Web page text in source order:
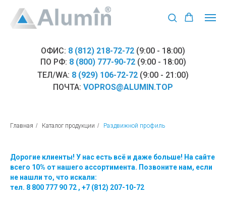
ОФИС: 8 (812) 218-72-72 (9:00 - 18:00)
ПО РФ: 8 (800) 777-90-72 (9:00 - 18:00)
ТЕЛ/WA: 8 (929) 106-72-72 (9:00 - 21:00)
ПОЧТА: VOPROS@ALUMIN.TOP
Главная / Каталог продукции / Раздвижной профиль
Дорогие клиенты! У нас есть всё и даже больше! На сайте
всего 10% от нашего ассортимента. Позвоните нам, если
не нашли то, что искали:
тел. 8 800 777 90 72 , +7 (812) 207-10-72